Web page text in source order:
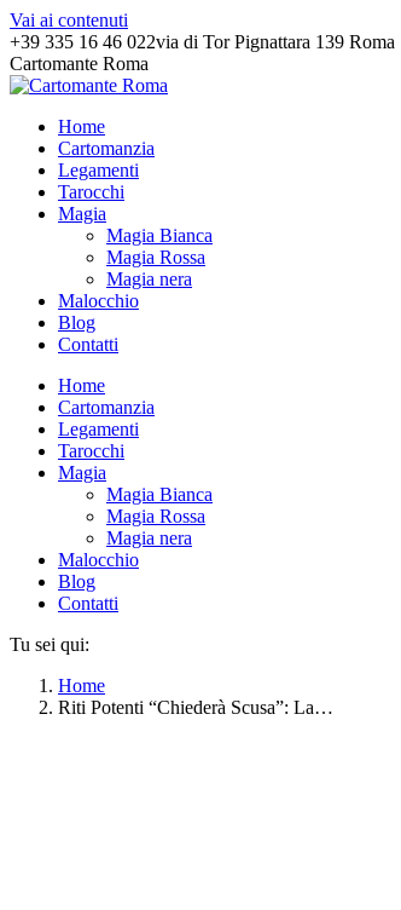
Vai ai contenuti
+39 335 16 46 022via di Tor Pignattara 139 Roma
Cartomante Roma
Home
Cartomanzia
Legamenti
Tarocchi
Magia
Magia Bianca
Magia Rossa
Magia nera
Malocchio
Blog
Contatti
Home
Cartomanzia
Legamenti
Tarocchi
Magia
Magia Bianca
Magia Rossa
Magia nera
Malocchio
Blog
Contatti
Tu sei qui:
Home
Riti Potenti “Chiederà Scusa”: La…